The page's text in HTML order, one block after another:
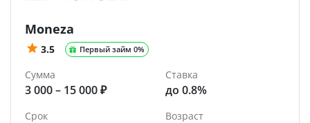
Moneza
3.5 Первый займ 0%
Сумма
3 000 – 15 000 ₽
Ставка
до 0.8%
Срок Возраст